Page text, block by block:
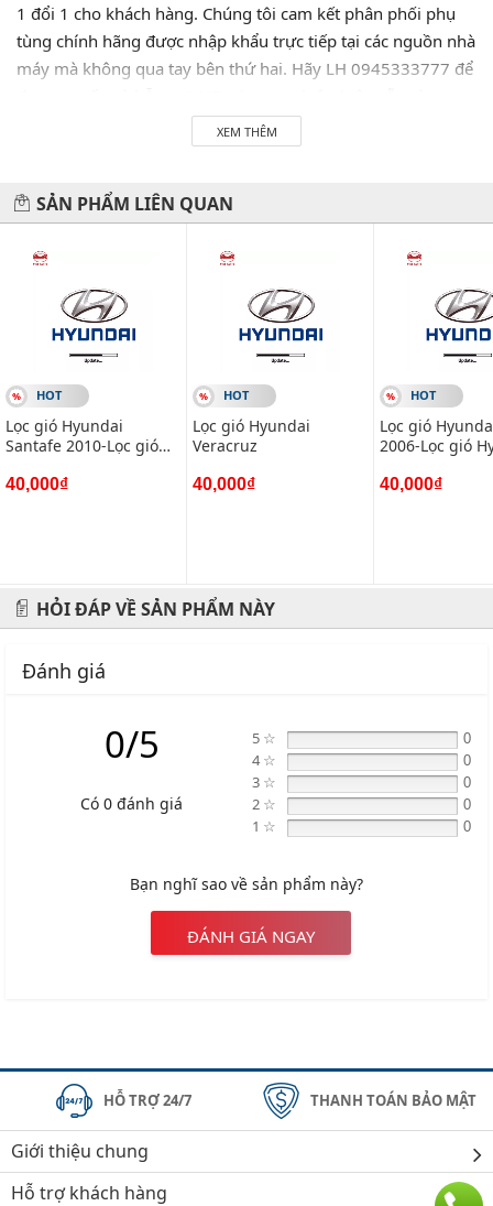
1 đổi 1 cho khách hàng. Chúng tôi cam kết phân phối phụ
tùng chính hãng được nhập khẩu trực tiếp tại các nguồn nhà
máy mà không qua tay bên thứ hai. Hãy LH 0945333777 để
Hãy đến với chúng tôi để xế yêu của bạn được chăm sóc chu
#vietparts #ascgroup #phutungotodungxuatxurochatluong
#phugiaoto #phutungoto
-------------------------------------------------------
VIETPARTS - Thương hiệu 20 năm về cung cấp phụ tùng,
phụ kiện và phụ gia xe hơi.
Địa chỉ: 434 Trần Khát Chân- Hai Bà Trưng- Hà Nội
XEM THÊM
SẢN PHẨM LIÊN QUAN
HOT
Lọc gió Hyundai
Santafe 2010-Lọc gió
40,000₫
HOT
Lọc gió Hyundai
Veracruz
40,000₫
HOT
Lọc gió
2006-Lọc gió
40,000₫
HỎI ĐÁP VỀ SẢN PHẨM NÀY
Đánh giá
0/5
Có 0 đánh giá
5 ☆ 0
4 ☆ 0
3 ☆ 0
2 ☆ 0
1 ☆ 0
Bạn nghĩ sao về sản phẩm này?
ĐÁNH GIÁ NGAY
HỖ TRỢ 24/7 THANH TOÁN BẢO MẬT
Giới thiệu chung
Hỗ trợ khách hàng